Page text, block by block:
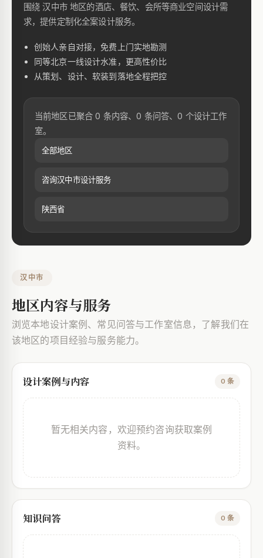
围绕 汉中市 地区的酒店、餐饮、会所等商业空间设计需
求，提供定制化全案设计服务。
创始人亲自对接，免费上门实地勘测
同等北京一线设计水准，更高性价比
从策划、设计、软装到落地全程把控
当前地区已聚合 0 条内容、0 条问答、0 个设计工作
室。
全部地区
咨询汉中市设计服务
陕西省
汉中市
地区内容与服务
浏览本地设计案例、常见问答与工作室信息，了解我们在
该地区的项目经验与服务能力。
设计案例与内容 0 条
暂无相关内容，欢迎预约咨询获取案例
资料。
知识问答 0 条